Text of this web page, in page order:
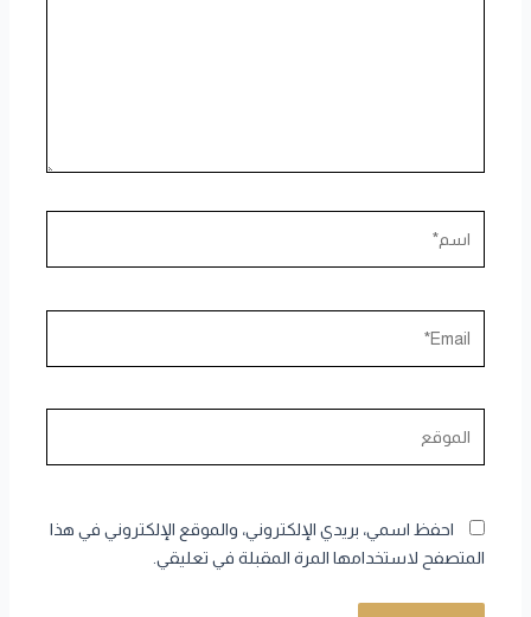
احفظ اسمي، بريدي الإلكتروني، والموقع الإلكتروني في هذا
المتصفح لاستخدامها المرة المقبلة في تعليقي.